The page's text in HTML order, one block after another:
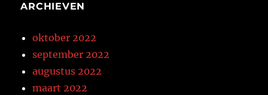
ARCHIEVEN
oktober 2022
september 2022
augustus 2022
maart 2022